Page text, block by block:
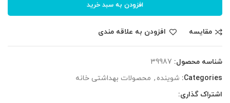
افزودن به سبد خرید
مقایسه افزودن به علاقه مندی
شناسه محصول: 39987
Categories: شوینده , محصولات بهداشتی خانه
اشتراک گذاری: